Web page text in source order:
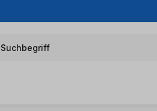
Suchbegriff